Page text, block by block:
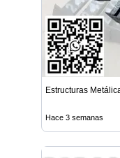
Estructuras
Hace 3 semanas